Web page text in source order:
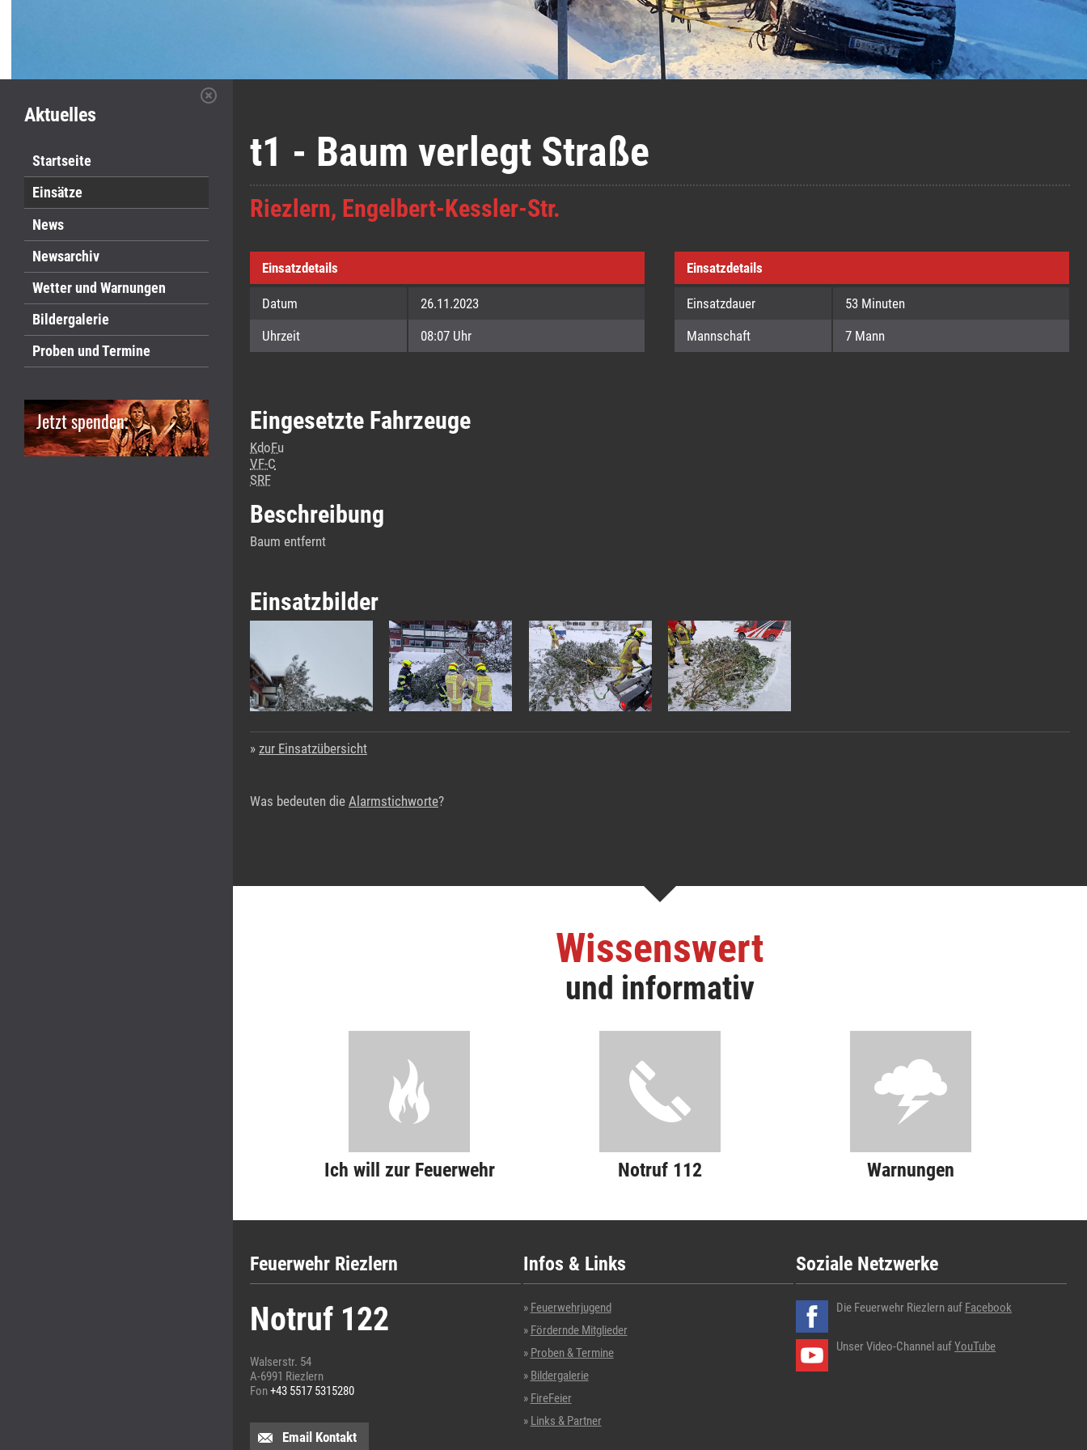
Aktuelles
Startseite
Einsätze
News
Newsarchiv
Wetter und Warnungen
Bildergalerie
Proben und Termine
Jetzt spenden.
t1 - Baum verlegt Straße
Riezlern, Engelbert-Kessler-Str.
Einsatzdetails
Datum
26.11.2023
Uhrzeit
08:07 Uhr
Einsatzdetails
Einsatzdauer
53 Minuten
Mannschaft
7 Mann
Eingesetzte Fahrzeuge
KdoFu
VF-C
SRF
Beschreibung
Baum entfernt
Einsatzbilder
zur Einsatzübersicht
Was bedeuten die Alarmstichworte?
Wissenswert
und informativ
Ich will zur Feuerwehr Notruf 112 Warnungen
Feuerwehr Riezlern
Notruf 122
Walserstr. 54
A-6991 Riezlern
Fon+43 5517 5315280
Email Kontakt
Infos & Links
Feuerwehrjugend
Fördernde Mitglieder
Proben & Termine
Bildergalerie
FireFeier
Links & Partner
Soziale Netzwerke
Die Feuerwehr Riezlern auf Facebook
Unser Video-Channel aufYouTube